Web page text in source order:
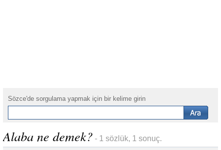
Sözce'de sorgulama yapmak için bir kelime girin
Alaba ne demek? - 1 sözlük, 1 sonuç.